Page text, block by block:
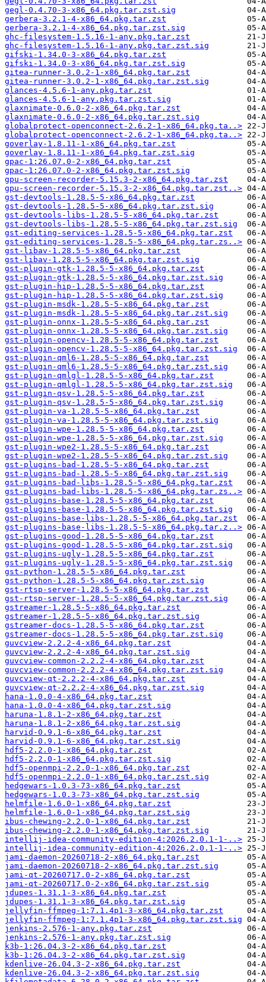
gegl-0.4.70-3-x86_64.pkg.tar.zst.sig
gerbera-3.2.1-4-x86_64.pkg.tar.zst
gerbera-3.2.1-4-x86_64.pkg.tar.zst.sig
ghc-filesystem-1.5.16-1-any.pkg.tar.zst
ghc-filesystem-1.5.16-1-any.pkg.tar.zst.sig
gifski-1.34.0-3-x86_64.pkg.tar.zst
gifski-1.34.0-3-x86_64.pkg.tar.zst.sig
gitea-runner-3.0.2-1-x86_64.pkg.tar.zst
gitea-runner-3.0.2-1-x86_64.pkg.tar.zst.sig
glances-4.5.6-1-any.pkg.tar.zst
glances-4.5.6-1-any.pkg.tar.zst.sig
glaxnimate-0.6.0-2-x86_64.pkg.tar.zst
glaxnimate-0.6.0-2-x86_64.pkg.tar.zst.sig
globalprotect-openconnect-2.6.2-1-x86_64.pkg.ta..>
globalprotect-openconnect-2.6.2-1-x86_64.pkg.ta..>
goverlay-1.8.11-1-x86_64.pkg.tar.zst
goverlay-1.8.11-1-x86_64.pkg.tar.zst.sig
gpac-1:26.07.0-2-x86_64.pkg.tar.zst
gpac-1:26.07.0-2-x86_64.pkg.tar.zst.sig
gpu-screen-recorder-5.15.3-2-x86_64.pkg.tar.zst
gpu-screen-recorder-5.15.3-2-x86_64.pkg.tar.zst..>
gst-devtools-1.28.5-5-x86_64.pkg.tar.zst
gst-devtools-1.28.5-5-x86_64.pkg.tar.zst.sig
gst-devtools-libs-1.28.5-5-x86_64.pkg.tar.zst
gst-devtools-libs-1.28.5-5-x86_64.pkg.tar.zst.sig
gst-editing-services-1.28.5-5-x86_64.pkg.tar.zst
gst-editing-services-1.28.5-5-x86_64.pkg.tar.zs..>
gst-libav-1.28.5-5-x86_64.pkg.tar.zst
gst-libav-1.28.5-5-x86_64.pkg.tar.zst.sig
gst-plugin-gtk-1.28.5-5-x86_64.pkg.tar.zst
gst-plugin-gtk-1.28.5-5-x86_64.pkg.tar.zst.sig
gst-plugin-hip-1.28.5-5-x86_64.pkg.tar.zst
gst-plugin-hip-1.28.5-5-x86_64.pkg.tar.zst.sig
gst-plugin-msdk-1.28.5-5-x86_64.pkg.tar.zst
gst-plugin-msdk-1.28.5-5-x86_64.pkg.tar.zst.sig
gst-plugin-onnx-1.28.5-5-x86_64.pkg.tar.zst
gst-plugin-onnx-1.28.5-5-x86_64.pkg.tar.zst.sig
gst-plugin-opencv-1.28.5-5-x86_64.pkg.tar.zst
gst-plugin-opencv-1.28.5-5-x86_64.pkg.tar.zst.sig
gst-plugin-qml6-1.28.5-5-x86_64.pkg.tar.zst
gst-plugin-qml6-1.28.5-5-x86_64.pkg.tar.zst.sig
gst-plugin-qmlgl-1.28.5-5-x86_64.pkg.tar.zst
gst-plugin-qmlgl-1.28.5-5-x86_64.pkg.tar.zst.sig
gst-plugin-qsv-1.28.5-5-x86_64.pkg.tar.zst
gst-plugin-qsv-1.28.5-5-x86_64.pkg.tar.zst.sig
gst-plugin-va-1.28.5-5-x86_64.pkg.tar.zst
gst-plugin-va-1.28.5-5-x86_64.pkg.tar.zst.sig
gst-plugin-wpe-1.28.5-5-x86_64.pkg.tar.zst
gst-plugin-wpe-1.28.5-5-x86_64.pkg.tar.zst.sig
gst-plugin-wpe2-1.28.5-5-x86_64.pkg.tar.zst
gst-plugin-wpe2-1.28.5-5-x86_64.pkg.tar.zst.sig
gst-plugins-bad-1.28.5-5-x86_64.pkg.tar.zst
gst-plugins-bad-1.28.5-5-x86_64.pkg.tar.zst.sig
gst-plugins-bad-libs-1.28.5-5-x86_64.pkg.tar.zst
gst-plugins-bad-libs-1.28.5-5-x86_64.pkg.tar.zs..>
gst-plugins-base-1.28.5-5-x86_64.pkg.tar.zst
gst-plugins-base-1.28.5-5-x86_64.pkg.tar.zst.sig
gst-plugins-base-libs-1.28.5-5-x86_64.pkg.tar.zst
gst-plugins-base-libs-1.28.5-5-x86_64.pkg.tar.z..>
gst-plugins-good-1.28.5-5-x86_64.pkg.tar.zst
gst-plugins-good-1.28.5-5-x86_64.pkg.tar.zst.sig
gst-plugins-ugly-1.28.5-5-x86_64.pkg.tar.zst
gst-plugins-ugly-1.28.5-5-x86_64.pkg.tar.zst.sig
gst-python-1.28.5-5-x86_64.pkg.tar.zst
gst-python-1.28.5-5-x86_64.pkg.tar.zst.sig
gst-rtsp-server-1.28.5-5-x86_64.pkg.tar.zst
gst-rtsp-server-1.28.5-5-x86_64.pkg.tar.zst.sig
gstreamer-1.28.5-5-x86_64.pkg.tar.zst
gstreamer-1.28.5-5-x86_64.pkg.tar.zst.sig
gstreamer-docs-1.28.5-5-x86_64.pkg.tar.zst
gstreamer-docs-1.28.5-5-x86_64.pkg.tar.zst.sig
guvcview-2.2.2-4-x86_64.pkg.tar.zst
guvcview-2.2.2-4-x86_64.pkg.tar.zst.sig
guvcview-common-2.2.2-4-x86_64.pkg.tar.zst
guvcview-common-2.2.2-4-x86_64.pkg.tar.zst.sig
guvcview-qt-2.2.2-4-x86_64.pkg.tar.zst
guvcview-qt-2.2.2-4-x86_64.pkg.tar.zst.sig
hana-1.0.0-4-x86_64.pkg.tar.zst
hana-1.0.0-4-x86_64.pkg.tar.zst.sig
haruna-1.8.1-2-x86_64.pkg.tar.zst
haruna-1.8.1-2-x86_64.pkg.tar.zst.sig
harvid-0.9.1-6-x86_64.pkg.tar.zst
harvid-0.9.1-6-x86_64.pkg.tar.zst.sig
hdf5-2.2.0-1-x86_64.pkg.tar.zst
hdf5-2.2.0-1-x86_64.pkg.tar.zst.sig
hdf5-openmpi-2.2.0-1-x86_64.pkg.tar.zst
hdf5-openmpi-2.2.0-1-x86_64.pkg.tar.zst.sig
hedgewars-1.0.3-73-x86_64.pkg.tar.zst
hedgewars-1.0.3-73-x86_64.pkg.tar.zst.sig
helmfile-1.6.0-1-x86_64.pkg.tar.zst
helmfile-1.6.0-1-x86_64.pkg.tar.zst.sig
ibus-chewing-2.2.0-1-x86_64.pkg.tar.zst
ibus-chewing-2.2.0-1-x86_64.pkg.tar.zst.sig
intellij-idea-community-edition-4:2026.2.0.1-1-..>
intellij-idea-community-edition-4:2026.2.0.1-1-..>
jami-daemon-20260718-2-x86_64.pkg.tar.zst
jami-daemon-20260718-2-x86_64.pkg.tar.zst.sig
jami-qt-20260717.0-2-x86_64.pkg.tar.zst
jami-qt-20260717.0-2-x86_64.pkg.tar.zst.sig
jdupes-1.31.1-3-x86_64.pkg.tar.zst
jdupes-1.31.1-3-x86_64.pkg.tar.zst.sig
jellyfin-ffmpeg-1:7.1.4p1-3-x86_64.pkg.tar.zst
jellyfin-ffmpeg-1:7.1.4p1-3-x86_64.pkg.tar.zst.sig
jenkins-2.576-1-any.pkg.tar.zst
jenkins-2.576-1-any.pkg.tar.zst.sig
k3b-1:26.04.3-2-x86_64.pkg.tar.zst
k3b-1:26.04.3-2-x86_64.pkg.tar.zst.sig
kdenlive-26.04.3-2-x86_64.pkg.tar.zst
kdenlive-26.04.3-2-x86_64.pkg.tar.zst.sig